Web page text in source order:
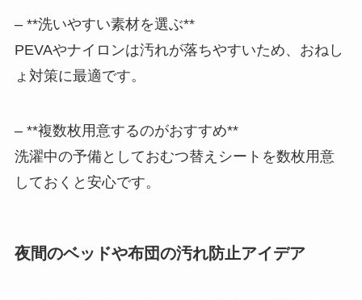
– **洗いやすい素材を選ぶ**
PEVAやナイロンは汚れが落ちやすいため、おねし
ょ対策に最適です。
– **複数枚用意するのがおすすめ**
洗濯中の予備としておむつ替えシートを数枚用意
しておくと安心です。
夜間のベッドや布団の汚れ防止アイデア